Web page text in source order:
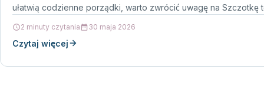
ułatwią codzienne porządki, warto zwrócić uwagę na
2 minuty czytania 30 maja 2026
Czytaj więcej